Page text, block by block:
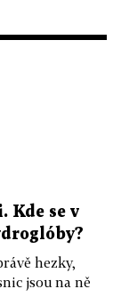
Kde se v
hezky,
jsou na ně